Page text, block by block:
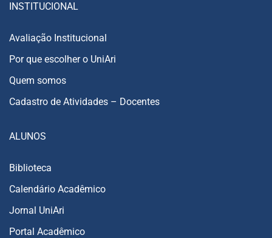
INSTITUCIONAL
Avaliação Institucional
Por que escolher o UniAri
Quem somos
Cadastro de Atividades – Docentes
ALUNOS
Biblioteca
Calendário Acadêmico
Jornal UniAri
Portal Acadêmico